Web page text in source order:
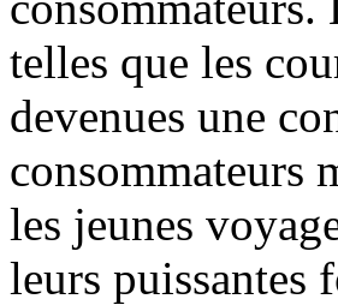
telles que les
devenues une
consommateurs
les jeunes
leurs puissantes